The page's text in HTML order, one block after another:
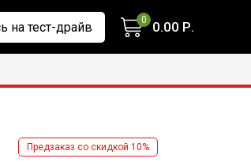
на тест-драйв 0 0.00 Р.
Предзаказ со скидкой 10%